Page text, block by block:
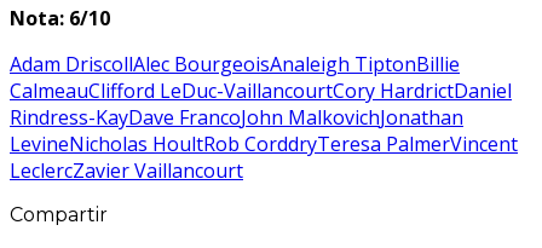
Nota: 6/10
Adam DriscollAlec BourgeoisAnaleigh TiptonBillie
CalmeauClifford LeDuc-VaillancourtCory HardrictDaniel
Rindress-KayDave FrancoJohn MalkovichJonathan
LevineNicholas HoultRob CorddryTeresa PalmerVincent
LeclercZavier Vaillancourt
Compartir